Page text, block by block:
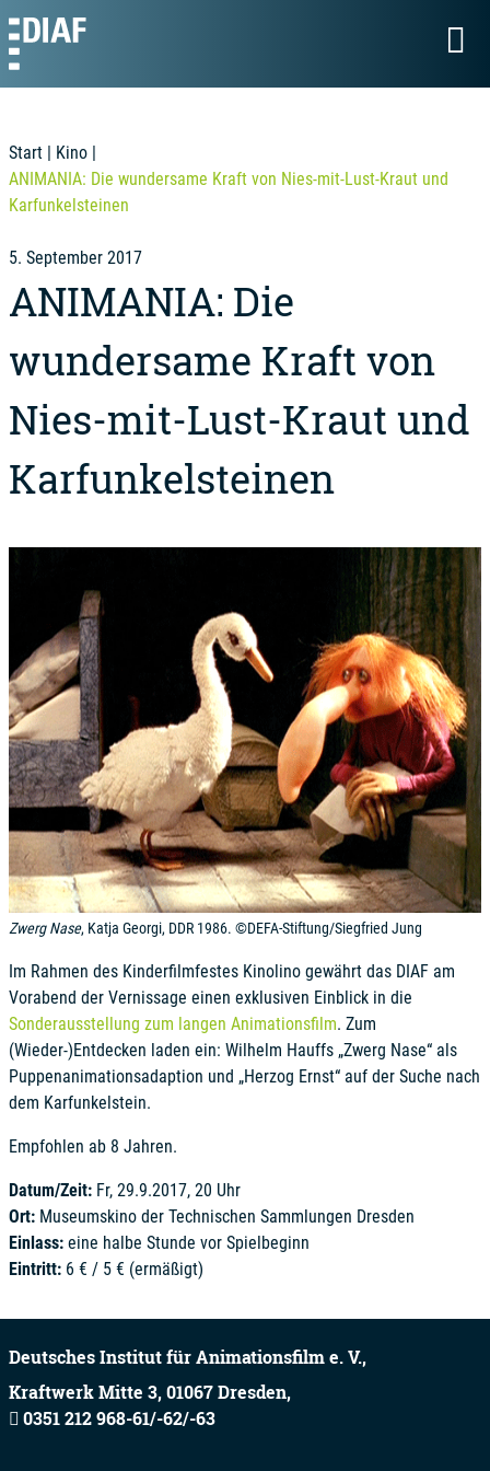
Start | Kino |
ANIMANIA: Die wundersame Kraft von Nies-mit-Lust-Kraut und
Karfunkelsteinen
5. September 2017
ANIMANIA: Die
wundersame Kraft von
Nies-mit-Lust-Kraut und
Karfunkelsteinen
Zwerg Nase, Katja Georgi, DDR 1986. ©DEFA-Stiftung/Siegfried Jung
Im Rahmen des Kinderfilmfestes Kinolino gewährt das DIAF am
Vorabend der Vernissage einen exklusiven Einblick in die
Sonderausstellung zum langen Animationsfilm. Zum
(Wieder-)Entdecken laden ein: Wilhelm Hauffs „Zwerg Nase“ als
Puppenanimationsadaption und „Herzog Ernst“ auf der Suche nach
dem Karfunkelstein.
Empfohlen ab 8 Jahren.
Datum/Zeit: Fr, 29.9.2017, 20 Uhr
Ort: Museumskino der Technischen Sammlungen Dresden
Einlass: eine halbe Stunde vor Spielbeginn
Eintritt: 6 € / 5 € (ermäßigt)
Deutsches Institut für Animationsfilm e. V.,
Kraftwerk Mitte 3,01067Dresden,
0351 212 968-61/-62/-63